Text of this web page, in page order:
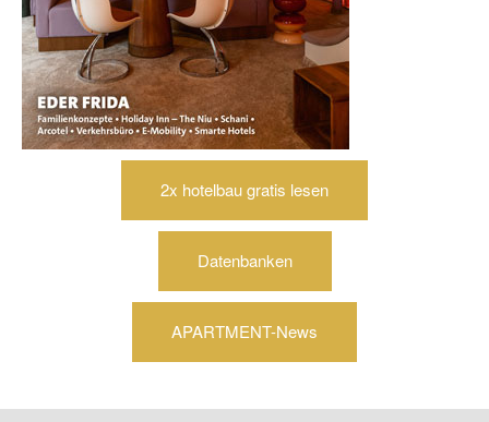
2x hotelbau gratis lesen
Datenbanken
APARTMENT-News